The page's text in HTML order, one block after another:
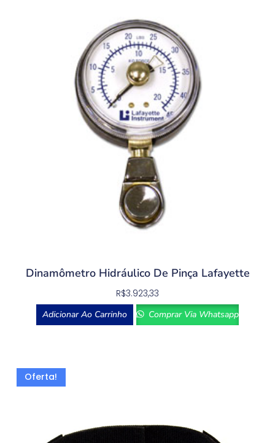
Dinamômetro Hidráulico De Pinça Lafayette
R$3.923,33
Adicionar Ao Carrinho Comprar Via Whatsapp
Oferta!